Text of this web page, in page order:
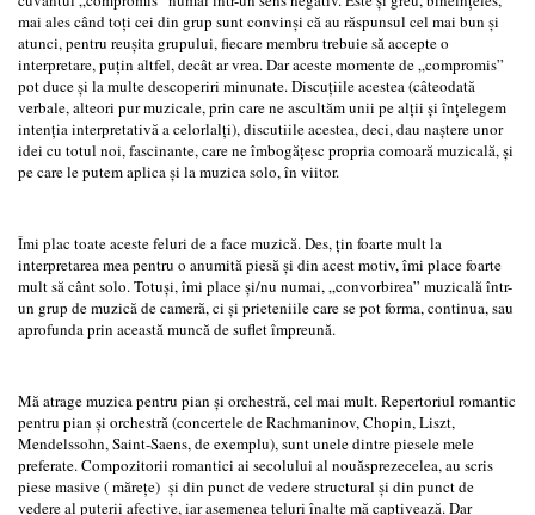
mai ales când toţi cei din grup sunt convinşi că au răspunsul cel mai bun şi
atunci, pentru reuşita grupului, fiecare membru trebuie să accepte o
interpretare, puţin altfel, decât ar vrea. Dar aceste momente de „compromis”
pot duce şi la multe descoperiri minunate. Discuţiile acestea (câteodată
verbale, alteori pur muzicale, prin care ne ascultăm unii pe alţii şi înţelegem
intenţia interpretativă a celorlalţi), discutiile acestea, deci, dau naştere unor
idei cu totul noi, fascinante, care ne îmbogăţesc propria comoară muzicală, şi
pe care le putem aplica şi la muzica solo, în viitor.
Îmi plac toate aceste feluri de a face muzică. Des, ţin foarte mult la
interpretarea mea pentru o anumită piesă şi din acest motiv, îmi place foarte
mult să cânt solo. Totuşi, îmi place şi/nu numai, „convorbirea” muzicală într-
un grup de muzică de cameră, ci şi prieteniile care se pot forma, continua, sau
aprofunda prin această muncă de suflet împreună.
Mă atrage muzica pentru pian şi orchestră, cel mai mult. Repertoriul romantic
pentru pian şi orchestră (concertele de Rachmaninov, Chopin, Liszt,
Mendelssohn, Saint-Saens, de exemplu), sunt unele dintre piesele mele
preferate. Compozitorii romantici ai secolului al nouăsprezecelea, au scris
piese masive ( măreţe) şi din punct de vedere structural şi din punct de
vedere al puterii afective, iar asemenea ţeluri înalte mă captivează. Dar